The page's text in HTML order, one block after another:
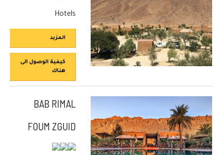
Hotels
المزيد
كيفية الوصول الى
هناك
BAB RIMAL
FOUM ZGUID